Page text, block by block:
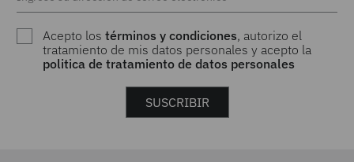
Acepto lostérminos y condiciones, autorizo el
tratamiento de mis datos personales y acepto la
politica de tratamiento de datos personales
SUSCRIBIR